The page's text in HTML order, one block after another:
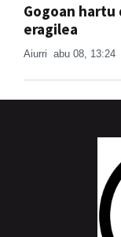
Gogoan
eragilea
Aiurri abu 08, 13:24